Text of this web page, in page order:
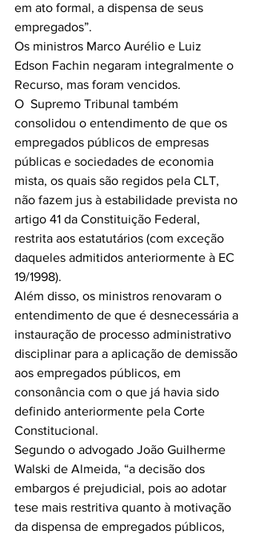
em ato formal, a dispensa de seus
empregados”.
Os ministros Marco Aurélio e Luiz
Edson Fachin negaram integralmente o
Recurso, mas foram vencidos.
O  Supremo Tribunal também
consolidou o entendimento de que os
empregados públicos de empresas
públicas e sociedades de economia
mista, os quais são regidos pela CLT,
não fazem jus à estabilidade prevista no
artigo 41 da Constituição Federal,
restrita aos estatutários (com exceção
daqueles admitidos anteriormente à EC
19/1998).
Além disso, os ministros renovaram o
entendimento de que é desnecessária a
instauração de processo administrativo
disciplinar para a aplicação de demissão
aos empregados públicos, em
consonância com o que já havia sido
definido anteriormente pela Corte
Constitucional.
Segundo o advogado João Guilherme
Walski de Almeida, “a decisão dos
embargos é prejudicial, pois ao adotar
tese mais restritiva quanto à motivação
da dispensa de empregados públicos,